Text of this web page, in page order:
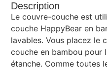
Description
Le couvre-couche est
couche HappyBear en
lavables. Vous placez le
couche en bambou pour
étanche. Comme toutes